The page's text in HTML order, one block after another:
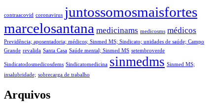
contraacovid coronavirus juntossomosmaisfortes
marcelosantana medicinams medicosms médicos
Previdência; aposentadoria; médicos; Sinmed MS; Sindicato; unidades de saúde; Campo
Grande revalida Santa Casa Saúde mental; Sinmed MS setembroverde
Sindicatodosmedicosdems Sindicatomedicina sinmedms Sinmed MS;
insalubridade; sobrecarga de trabalho
Arquivos